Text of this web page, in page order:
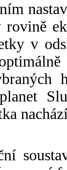
rovině
v